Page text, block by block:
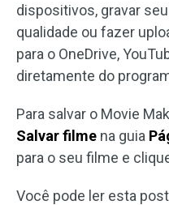
dispositivos, gravar
qualidade ou fazer
para o OneDrive,
diretamente do
Para salvar o Movie
Salvar filme na guia
para o seu filme e
Você pode ler esta